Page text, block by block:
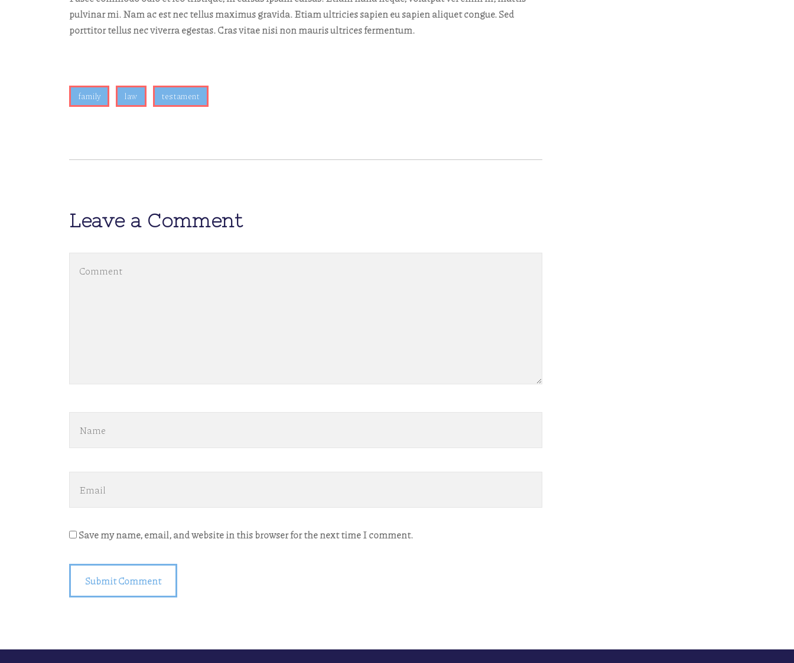
pulvinar mi. Nam ac est nec tellus maximus gravida. Etiam ultricies sapien eu sapien aliquet congue. Sed
porttitor tellus nec viverra egestas. Cras vitae nisi non mauris ultrices fermentum.
family law testament
Leave a Comment
Save my name, email, and website in this browser for the next time I comment.